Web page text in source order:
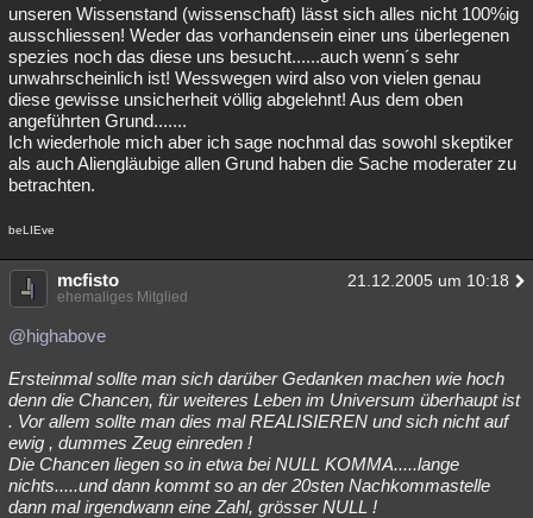
unseren Wissenstand (wissenschaft) lässt sich alles nicht 100%ig
ausschliessen! Weder das vorhandensein einer uns überlegenen
spezies noch das diese uns besucht......auch wenn´s sehr
unwahrscheinlich ist! Wesswegen wird also von vielen genau
diese gewisse unsicherheit völlig abgelehnt! Aus dem oben
angeführten Grund.......
Ich wiederhole mich aber ich sage nochmal das sowohl skeptiker
als auch Aliengläubige allen Grund haben die Sache moderater zu
betrachten.
beLIEve
mcfisto 21.12.2005 um 10:18
ehemaliges Mitglied
@highabove
Ersteinmal sollte man sich darüber Gedanken machen wie hoch
denn die Chancen, für weiteres Leben im Universum überhaupt ist
. Vor allem sollte man dies mal REALISIEREN und sich nicht auf
ewig , dummes Zeug einreden !
Die Chancen liegen so in etwa bei NULL KOMMA.....lange
nichts.....und dann kommt so an der 20sten Nachkommastelle
dann mal irgendwann eine Zahl, grösser NULL !